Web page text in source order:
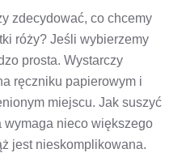
zdecydować, co chcemy
róży? Jeśli wybierzemy
prosta. Wystarczy
ręczniku papierowym i
miejscu. Jak suszyć
wymaga nieco większego
jest nieskomplikowana.